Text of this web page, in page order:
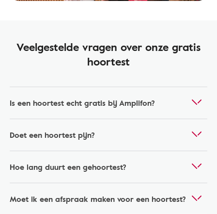
Veelgestelde vragen over onze gratis
hoortest
Is een hoortest echt gratis bij Amplifon?
Doet een hoortest pijn?
Hoe lang duurt een gehoortest?
Moet ik een afspraak maken voor een hoortest?